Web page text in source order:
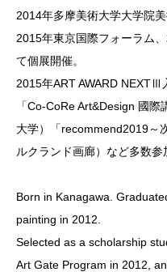
2014年多摩美術大学大学院
2015年東京国際フォーラム
て個展開催。
2015年ART AWARD NEXTⅢ
「Co-CoRe Art&Design 國
大学）「recommend2019～
ルクランド画廊）など多数参
Born in Kanagawa.
painting in 2012.
Selected as a scholarship
Art Gate Program in 2012,